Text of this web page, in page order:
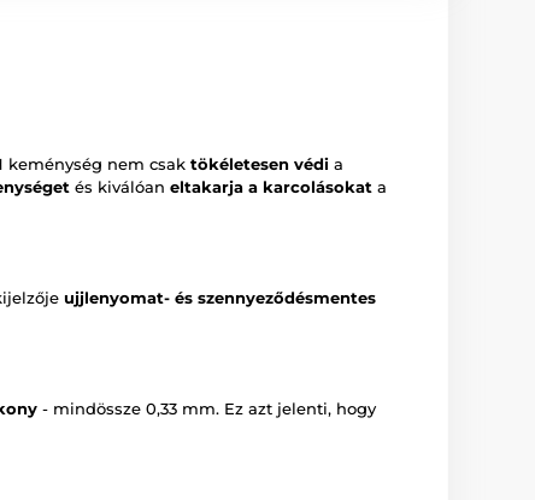
keménység nem csak tökéletesen védi a
és kiválóan eltakarja a karcolásokat a
ujjlenyomat- és szennyeződésmentes
- mindössze 0,33 mm. Ez azt jelenti, hogy